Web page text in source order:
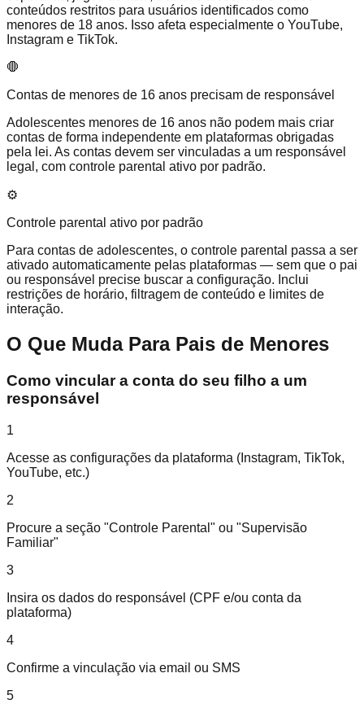
conteúdos restritos para usuários identificados como
menores de 18 anos. Isso afeta especialmente o YouTube,
Instagram e TikTok.
🛑
Contas de menores de 16 anos precisam de responsável
Adolescentes menores de 16 anos não podem mais criar
contas de forma independente em plataformas obrigadas
pela lei. As contas devem ser vinculadas a um responsável
legal, com controle parental ativo por padrão.
⚙️
Controle parental ativo por padrão
Para contas de adolescentes, o controle parental passa a ser
ativado automaticamente pelas plataformas — sem que o pai
ou responsável precise buscar a configuração. Inclui
restrições de horário, filtragem de conteúdo e limites de
interação.
O Que Muda Para Pais de Menores
Como vincular a conta do seu filho a um
responsável
1
Acesse as configurações da plataforma (Instagram, TikTok,
YouTube, etc.)
2
Procure a seção "Controle Parental" ou "Supervisão
Familiar"
3
Insira os dados do responsável (CPF e/ou conta da
plataforma)
4
Confirme a vinculação via email ou SMS
5